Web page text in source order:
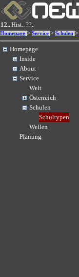
12..Hist..??..
Homepage > Service > Schulen >
Homepage
Inside
About
Service
Welt
Österreich
Schulen
Schultypen
Wellen
Planung